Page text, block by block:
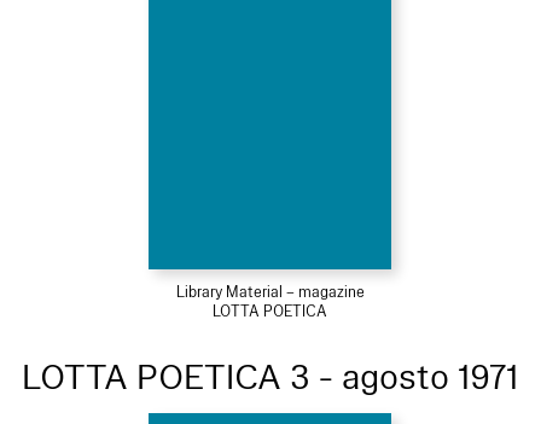
Library Material – magazine
LOTTA POETICA
LOTTA POETICA 3 - agosto 1971